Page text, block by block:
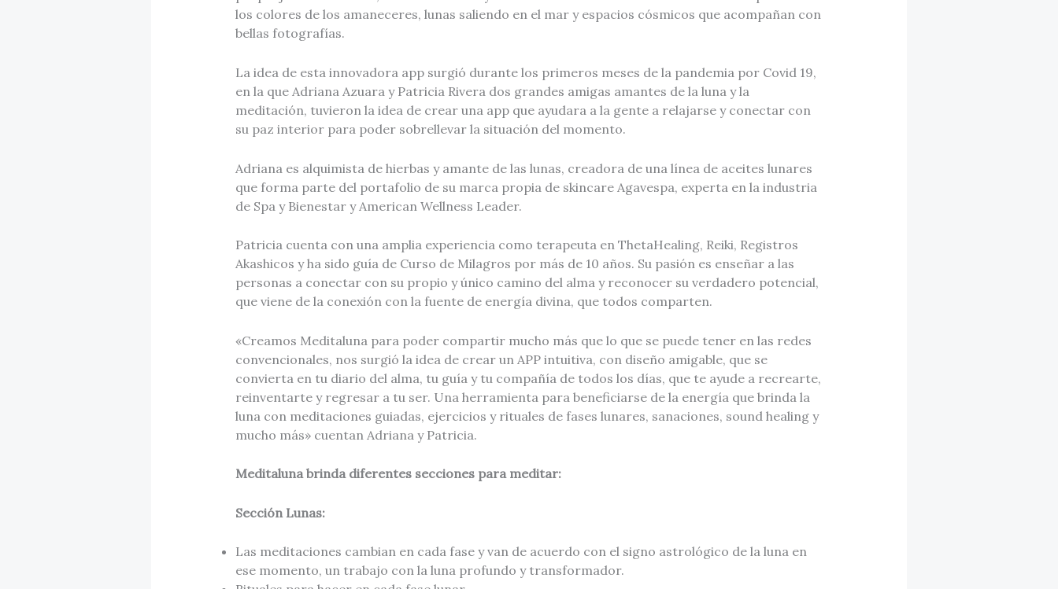
los colores de los amaneceres, lunas saliendo en el mar y espacios cósmicos que acompañan con
bellas fotografías.
La idea de esta innovadora app surgió durante los primeros meses de la pandemia por Covid 19,
en la que Adriana Azuara y Patricia Rivera dos grandes amigas amantes de la luna y la
meditación, tuvieron la idea de crear una app que ayudara a la gente a relajarse y conectar con
su paz interior para poder sobrellevar la situación del momento.
Adriana es alquimista de hierbas y amante de las lunas, creadora de una línea de aceites lunares
que forma parte del portafolio de su marca propia de skincare Agavespa, experta en la industria
de Spa y Bienestar y American Wellness Leader.
Patricia cuenta con una amplia experiencia como terapeuta en ThetaHealing, Reiki, Registros
Akashicos y ha sido guía de Curso de Milagros por más de 10 años. Su pasión es enseñar a las
personas a conectar con su propio y único camino del alma y reconocer su verdadero potencial,
que viene de la conexión con la fuente de energía divina, que todos comparten.
«Creamos Meditaluna para poder compartir mucho más que lo que se puede tener en las redes
convencionales, nos surgió la idea de crear un APP intuitiva, con diseño amigable, que se
convierta en tu diario del alma, tu guía y tu compañía de todos los días, que te ayude a recrearte,
reinventarte y regresar a tu ser. Una herramienta para beneficiarse de la energía que brinda la
luna con meditaciones guiadas, ejercicios y rituales de fases lunares, sanaciones, sound healing y
mucho más» cuentan Adriana y Patricia.
Meditaluna brinda diferentes secciones para meditar:
Sección Lunas:
Las meditaciones cambian en cada fase y van de acuerdo con el signo astrológico de la luna en
ese momento, un trabajo con la luna profundo y transformador.